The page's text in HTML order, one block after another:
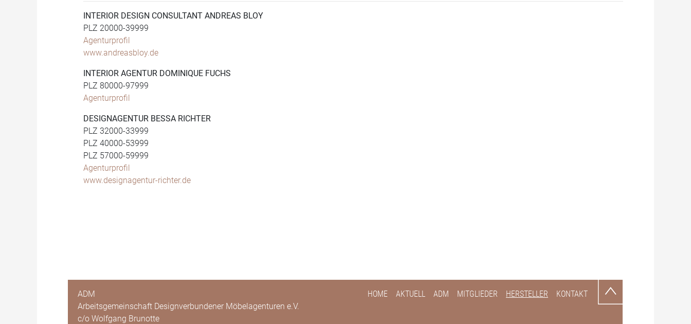
INTERIOR DESIGN CONSULTANT ANDREAS BLOY
PLZ 20000-39999
Agenturprofil
www.andreasbloy.de
INTERIOR AGENTUR DOMINIQUE FUCHS
PLZ 80000-97999
Agenturprofil
DESIGNAGENTUR BESSA RICHTER
PLZ 32000-33999
PLZ 40000-53999
PLZ 57000-59999
Agenturprofil
www.designagentur-richter.de
ADM
Arbeitsgemeinschaft Designverbundener Möbelagenturen e.V.
c/o Wolfgang Brunotte
HOME AKTUELL ADM MITGLIEDER HERSTELLER KONTAKT